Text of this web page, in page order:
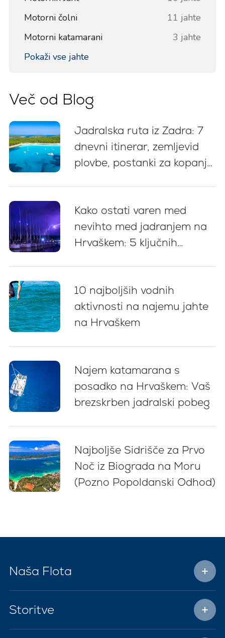
Motorni čolni
11 jahte
Motorni katamarani
3 jahte
Pokaži vse jahte
Več od Blog
Jadralska ruta iz Zadra: 7
dnevni itinerar, zemljevid
plovbe, postanki za kopanje
Kako ostati varen med
nevihto med jadranjem na
Hrvaškem: 5 ključnih
10 najboljših vodnih
aktivnosti na najemu jahte
na Hrvaškem
Najem katamarana s
posadko na Hrvaškem: Vaš
brezskrben jadralski pobeg
Najboljše Sidrišče za Prvo
Noč iz Biograda na Moru
(Pozno Popoldanski Odhod)
Naša Flota
Storitve